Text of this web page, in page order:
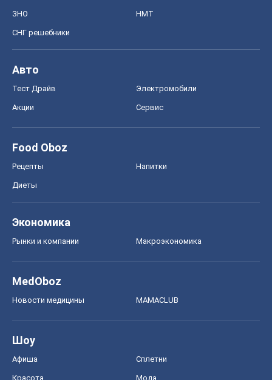
ЗНО НМТ
СНГ решебники
Авто
Тест Драйв Электромобили
Акции Сервис
Food Oboz
Рецепты Напитки
Диеты
Экономика
Рынки и компании Mакроэкономика
MedOboz
Новости медицины MAMACLUB
Шоу
Афиша Сплетни
Красота Мода